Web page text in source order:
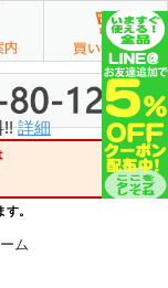
!!詳細
ム